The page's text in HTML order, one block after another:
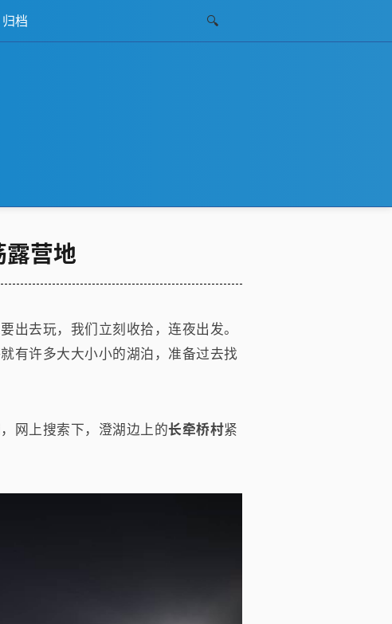
归档 🔍
营地
去玩，我们立刻收拾，连夜出发。
有许多大大小小的湖泊，准备过去找
网上搜索下，澄湖边上的长牵桥村紧